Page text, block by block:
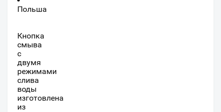
Польша
Кнопка
смыва
с
двумя
режимами
слива
воды
изготовлена
из